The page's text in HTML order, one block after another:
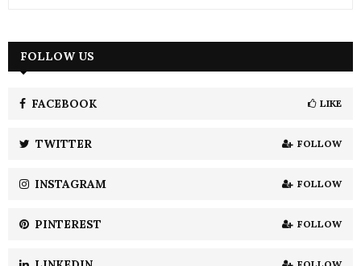
h
H
FOLLOW US
FACEBOOK LIKE
TWITTER FOLLOW
INSTAGRAM FOLLOW
PINTEREST FOLLOW